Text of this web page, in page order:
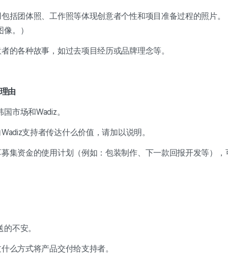
括团体照、工作照等体现创意者个性和项目准备过程的照片。
。）
的各种故事，如过去项目经历或品牌理念等。
由
市场和Wadiz。
支持者传达什么价值，请加以说明。
集资金的使用计划（例如：包装制作、下一款回报开发等）
不安。
么方式将产品交付给支持者。